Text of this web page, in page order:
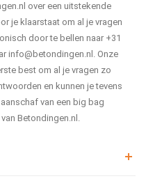
over een uitstekende
je klaarstaat om al je vragen
door te bellen naar +31
info@betondingen.nl . Onze
best om al je vragen zo
en kunnen je tevens
van een big bag
Betondingen.nl.